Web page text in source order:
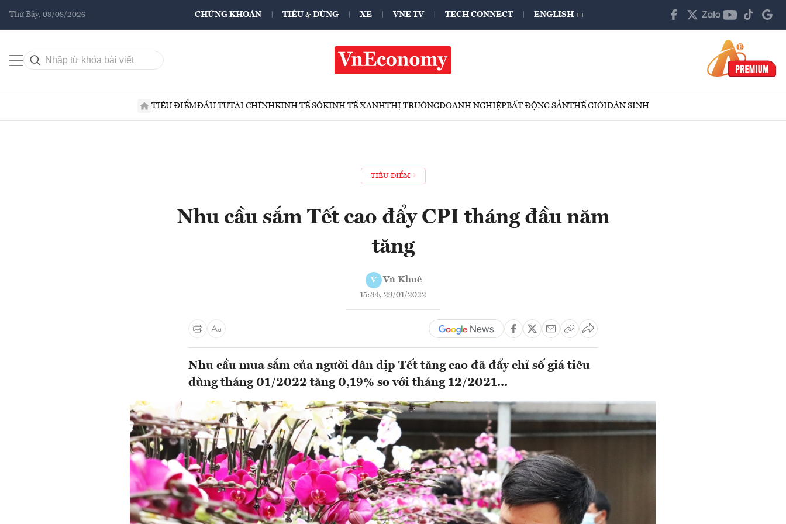
Thứ Bảy, 08/08/2026 CHỨNG KHOÁN TIÊU & DÙNG XE VNE TV TECH CONNECT ENGLISH ++
TIÊU ĐIỂMĐẦU TƯTÀI CHÍNHKINH TẾ SỐKINH TẾ XANHTHỊ TRƯỜNGDOANH NGHIỆPBẤT ĐỘNG SẢNTHẾ GIỚIDÂN SINH
TIÊU ĐIỂM
Nhu cầu sắm Tết cao đẩy CPI tháng đầu năm
tăng
V Vũ Khuê
15:34, 29/01/2022
Nhu cầu mua sắm của người dân dịp Tết tăng cao đã đẩy chỉ số giá tiêu
dùng tháng 01/2022 tăng 0,19% so với tháng 12/2021...